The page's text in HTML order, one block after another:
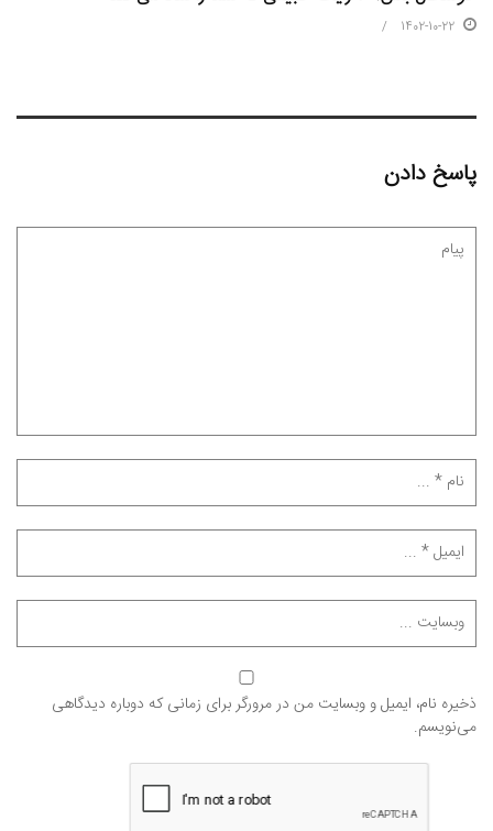
1402-10-22
پاسخ دادن
ذخیره نام، ایمیل و وبسایت من در مرورگر برای زمانی که دوباره دیدگاهی
می‌نویسم.